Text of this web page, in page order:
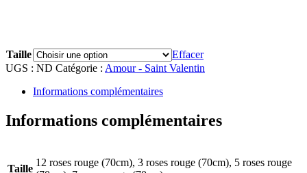
Taille
Effacer
UGS : ND Catégorie : Amour - Saint Valentin
Informations complémentaires
Informations complémentaires
Taille
12 roses rouge (70cm), 3 roses rouge (70cm), 5 roses rouge